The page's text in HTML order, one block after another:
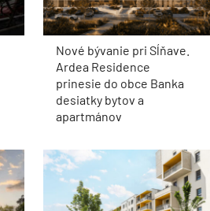
Nové bývanie pri Sĺňave.
Ardea Residence
prinesie do obce Banka
desiatky bytov a
apartmánov